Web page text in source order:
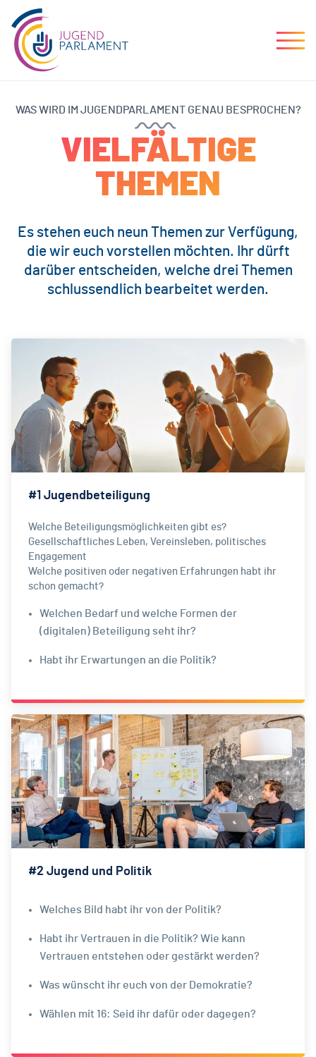
WAS WIRD IM JUGENDPARLAMENT GENAU BESPROCHEN?
VIELFÄLTIGE
THEMEN
Es stehen euch neun Themen zur Verfügung,
die wir euch vorstellen möchten. Ihr dürft
darüber entscheiden, welche drei Themen
schlussendlich bearbeitet werden.
#1 Jugendbeteiligung
Welche Beteiligungsmöglichkeiten gibt es?
Gesellschaftliches Leben, Vereinsleben, politisches
Engagement
Welche positiven oder negativen Erfahrungen habt ihr
schon gemacht?
Welchen Bedarf und welche Formen der
(digitalen) Beteiligung seht ihr?
Habt ihr Erwartungen an die Politik?
#2 Jugend und Politik
Welches Bild habt ihr von der Politik?
Habt ihr Vertrauen in die Politik? Wie kann
Vertrauen entstehen oder gestärkt werden?
Was wünscht ihr euch von der Demokratie?
Wählen mit 16: Seid ihr dafür oder dagegen?